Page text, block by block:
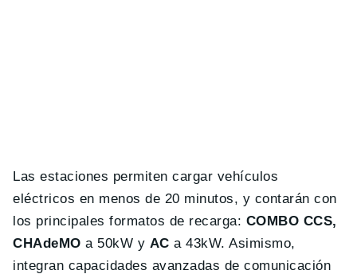
Las estaciones permiten cargar vehículos
eléctricos en menos de 20 minutos, y contarán con
los principales formatos de recarga: COMBO CCS,
CHAdeMO a 50kW y AC a 43kW. Asimismo,
integran capacidades avanzadas de comunicación